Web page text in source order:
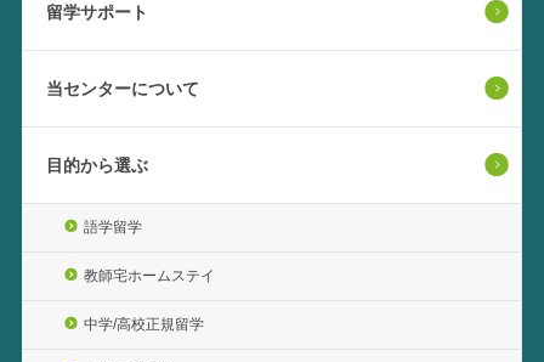
留学サポート
当センターについて
目的から選ぶ
語学留学
教師宅ホームステイ
中学/高校正規留学